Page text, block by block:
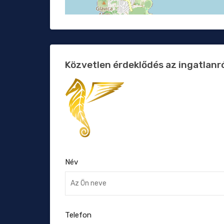
Közvetlen érdeklődés az
Név
Telefon